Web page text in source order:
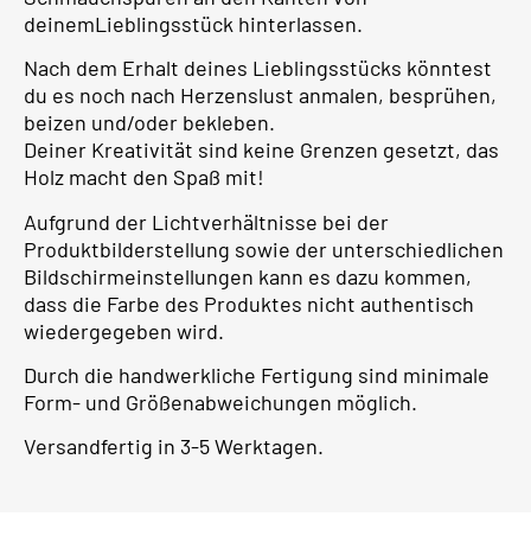
deinemLieblingsstück hinterlassen.
Nach dem Erhalt deines Lieblingsstücks könntest
du es noch nach Herzenslust anmalen, besprühen,
beizen und/oder bekleben.
Deiner Kreativität sind keine Grenzen gesetzt, das
Holz macht den Spaß mit!
Aufgrund der Lichtverhältnisse bei der
Produktbilderstellung sowie der unterschiedlichen
Bildschirmeinstellungen kann es dazu kommen,
dass die Farbe des Produktes nicht authentisch
wiedergegeben wird.
Durch die handwerkliche Fertigung sind minimale
Form- und Größenabweichungen möglich.
Versandfertig in 3-5 Werktagen.